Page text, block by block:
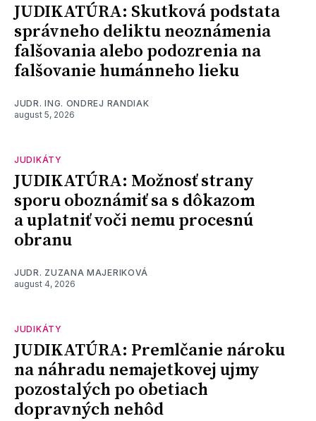
JUDIKATÚRA: Skutková podstata
správneho deliktu neoznámenia
falšovania alebo podozrenia na
falšovanie humánneho lieku
JUDR. ING. ONDREJ RANDIAK
august 5, 2026
JUDIKÁTY
JUDIKATÚRA: Možnosť strany
sporu oboznámiť sa s dôkazom
a uplatniť voči nemu procesnú
obranu
JUDR. ZUZANA MAJERIKOVÁ
august 4, 2026
JUDIKÁTY
JUDIKATÚRA: Premlčanie nároku
na náhradu nemajetkovej ujmy
pozostalých po obetiach
dopravných nehôd